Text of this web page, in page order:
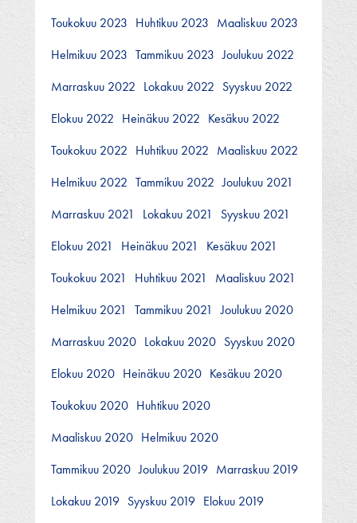
Toukokuu 2023 Huhtikuu 2023 Maaliskuu 2023
Helmikuu 2023 Tammikuu 2023 Joulukuu 2022
Marraskuu 2022 Lokakuu 2022 Syyskuu 2022
Elokuu 2022 Heinäkuu 2022 Kesäkuu 2022
Toukokuu 2022 Huhtikuu 2022 Maaliskuu 2022
Helmikuu 2022 Tammikuu 2022 Joulukuu 2021
Marraskuu 2021
Lokakuu 2021
Syyskuu 2021
Elokuu 2021
Heinäkuu 2021
Kesäkuu 2021
Toukokuu 2021
Huhtikuu 2021
Maaliskuu 2021
Helmikuu 2021
Tammikuu 2021
Joulukuu 2020
Marraskuu 2020 Lokakuu 2020 Syyskuu 2020
Elokuu 2020 Heinäkuu 2020 Kesäkuu 2020
Toukokuu 2020 Huhtikuu 2020
Maaliskuu 2020 Helmikuu 2020
Tammikuu 2020 Joulukuu 2019 Marraskuu 2019
Lokakuu 2019 Syyskuu 2019 Elokuu 2019